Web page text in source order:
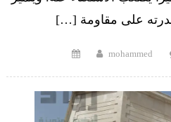
على مقاومة […]
Posted Author
mohammed